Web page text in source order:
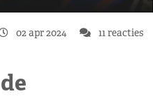
02 apr 2024 11 reacties